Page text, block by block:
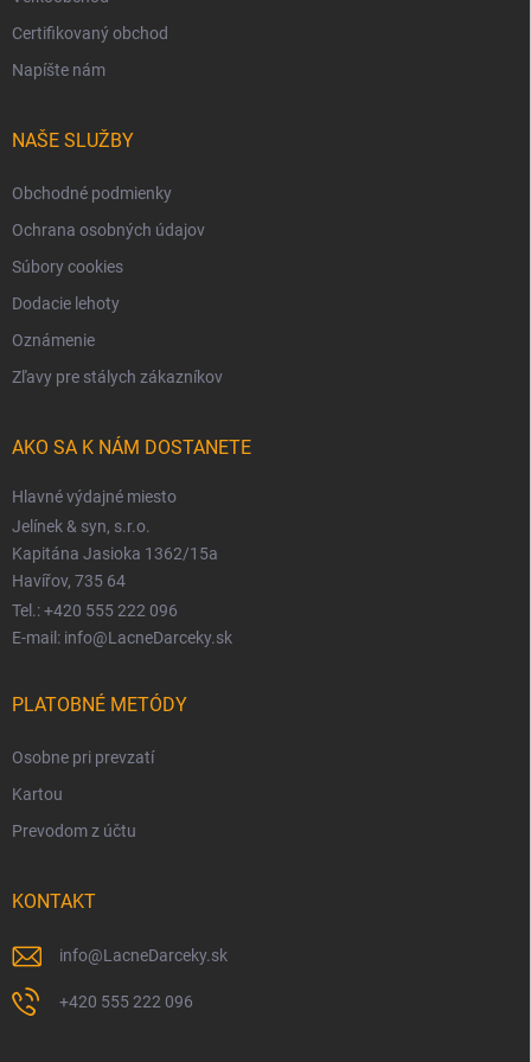
Certifikovaný obchod
Napíšte nám
NAŠE SLUŽBY
Obchodné podmienky
Ochrana osobných údajov
Súbory cookies
Dodacie lehoty
Oznámenie
Zľavy pre stálych zákazníkov
AKO SA K NÁM DOSTANETE
Hlavné výdajné miesto
Jelínek & syn, s.r.o.
Kapitána Jasioka 1362/15a
Havířov, 735 64
Tel.: +420 555 222 096
E-mail: info@LacneDarceky.sk
PLATOBNÉ METÓDY
Osobne pri prevzatí
Kartou
Prevodom z účtu
KONTAKT
info@LacneDarceky.sk
+420 555 222 096